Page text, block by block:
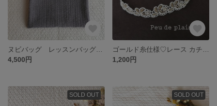
4,500円
1,200円
SOLD OUT SOLD OUT